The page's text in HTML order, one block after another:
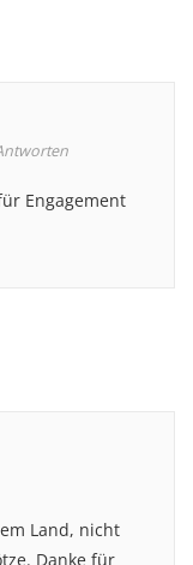
Engagement
Land, nicht
Danke für